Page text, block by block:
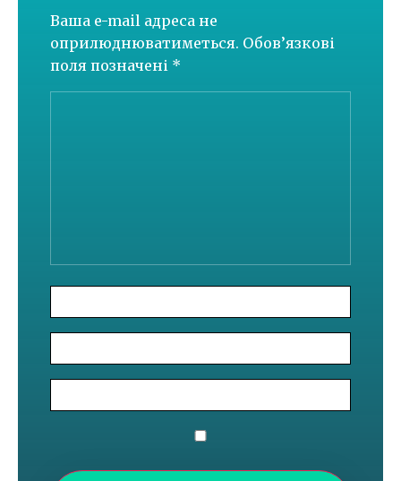
Ваша e-mail адреса не
оприлюднюватиметься. Обов’язкові
поля позначені *